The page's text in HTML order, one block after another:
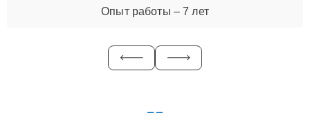
Опыт работы – 7 лет